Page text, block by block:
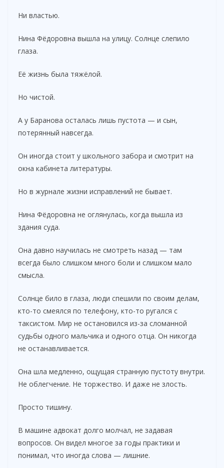
Ни властью.
Нина Фёдоровна вышла на улицу. Солнце слепило
глаза.
Её жизнь была тяжёлой.
Но чистой.
А у Баранова осталась лишь пустота — и сын,
потерянный навсегда.
Он иногда стоит у школьного забора и смотрит на
окна кабинета литературы.
Но в журнале жизни исправлений не бывает.
Нина Фёдоровна не оглянулась, когда вышла из
здания суда.
Она давно научилась не смотреть назад — там
всегда было слишком много боли и слишком мало
смысла.
Солнце било в глаза, люди спешили по своим делам,
кто-то смеялся по телефону, кто-то ругался с
таксистом. Мир не остановился из-за сломанной
судьбы одного мальчика и одного отца. Он никогда
не останавливается.
Она шла медленно, ощущая странную пустоту внутри.
Не облегчение. Не торжество. И даже не злость.
Просто тишину.
В машине адвокат долго молчал, не задавая
вопросов. Он видел многое за годы практики и
понимал, что иногда слова — лишние.